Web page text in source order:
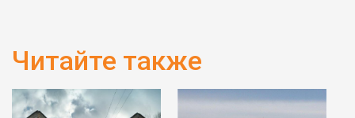
Читайте также